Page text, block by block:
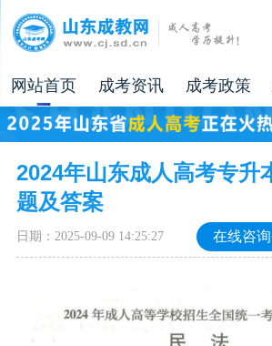
网站首页 成考资讯 成考政策
2024年山东成人高考专升
题及答案
日期：2025-09-09 14:25:27 在线咨